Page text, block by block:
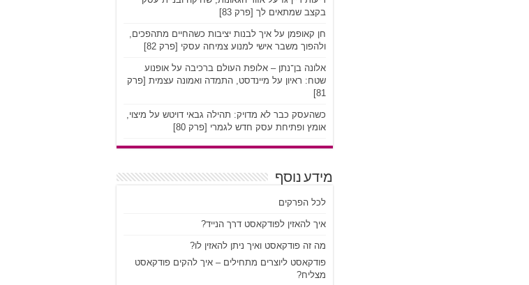
בקצב שמתאים לך [פרק 83]
חן קאופמן על איך לבנות יציבות כשהחיים מתהפכים,
ולהפוך משבר אישי למנוע צמיחה עסקי [פרק 82]
אלונה בן־נתן – אלופת העולם ברכיבה על אופנוע
שטח: ראיון על מיינדסט, התמדה ואמונה עצמית [פרק
81]
כשהעסק כבר לא מדויק: תהילה גבאי דויטש על מיצוי,
אומץ ופתיחת עסק חדש לגמרי [פרק 80]
מידע נוסף
לכל הפרקים
איך להאזין לפודקאסט דרך הנייד?
מה זה פודקאסט ואיך ניתן להאזין לו?
פודקאסט ליוצרים מתחילים – איך להקים פודקאסט
מצליח?